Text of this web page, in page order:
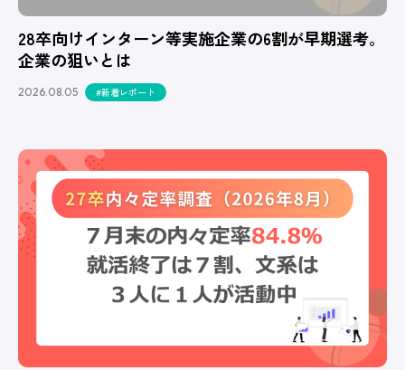
28卒向けインターン等実施企業の6割が早期選考。
企業の狙いとは
2026.08.05 #新着レポート